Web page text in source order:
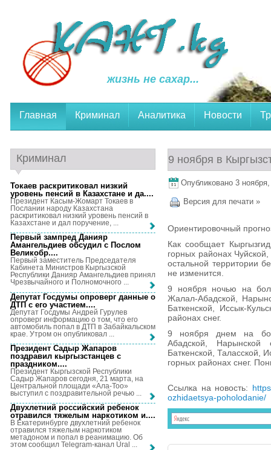
жизнь не сахар...
Главная Криминал Аналитика Новости
9 ноября в
Опубликовано 3 ноября,
Версия для печати »
Ориентировочный
Как сообщает
горных районах
остальной территории
не изменится.
9 ноября ночью на
Жалал-Абадской,
Баткенской, Иссык-
районах снег.
9 ноября днем на
Абадской, Нарынской
Баткенской, Таласской,
горных районах снег.
Ссылка на новость:
ozhidaetsya-poholodanie/
Криминал
Токаев раскритиковал низкий
уровень пенсий в Казахстане и да....
Президент Касым-Жомарт Токаев в
Послании народу Казахстана
раскритиковал низкий уровень пенсий в
Казахстане и дал поручение, ...
Первый зампред Данияр
Амангельдиев обсудил с Послом
Великобр....
Первый заместитель Председателя
Кабинета Министров Кыргызской
Республики Данияр Амангельдиев принял
Чрезвычайного и Полномочного ...
Депутат Госдумы опроверг данные о
ДТП с его участием....
Депутат Госдумы Андрей Гурулев
опроверг информацию о том, что его
автомобиль попал в ДТП в Забайкальском
крае. Утром он опубликовал ...
Президент Садыр Жапаров
поздравил кыргызстанцев с
праздником....
Президент Кыргызской Республики
Садыр Жапаров сегодня, 21 марта, на
Центральной площади «Ала-Тоо»
выступил с поздравительной речью ...
Двухлетний российский ребенок
отравился тяжелым наркотиком и....
В Екатеринбурге двухлетний ребенок
отравился тяжелым наркотиком
метадоном и попал в реанимацию. Об
этом сообщил Telegram-канал Ural ...